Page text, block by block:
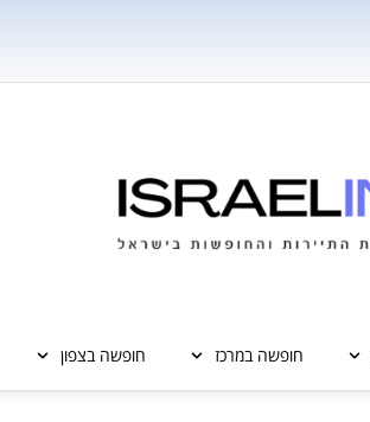
חופשה במרכז חופשה בצפון